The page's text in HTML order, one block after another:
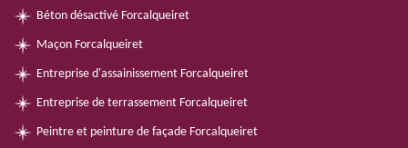
Béton désactivé Forcalqueiret
Maçon Forcalqueiret
Entreprise d'assainissement Forcalqueiret
Entreprise de terrassement Forcalqueiret
Peintre et peinture de façade Forcalqueiret